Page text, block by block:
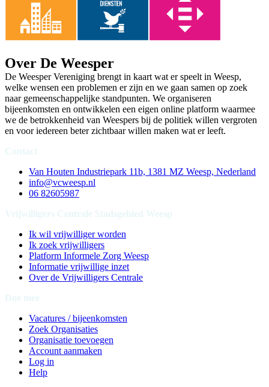
Over De Weesper
De Weesper Vereniging brengt in kaart wat er speelt in Weesp,
welke wensen een problemen er zijn en we gaan samen op zoek
naar gemeenschappelijke standpunten. We organiseren
bijeenkomsten en ontwikkelen een eigen online platform waarmee
we de betrokkenheid van Weespers bij de politiek willen vergroten
en voor iedereen beter zichtbaar willen maken wat er leeft.
Van Houten Industriepark 11b, 1381 MZ Weesp, Nederland
info@vcweesp.nl
06 82605987
Ik wil vrijwilliger worden
Ik zoek vrijwilligers
Platform Informele Zorg Weesp
Informatie vrijwillige inzet
Over de Vrijwilligers Centrale
Vacatures / bijeenkomsten
Zoek Organisaties
Organisatie toevoegen
Account aanmaken
Log in
Help